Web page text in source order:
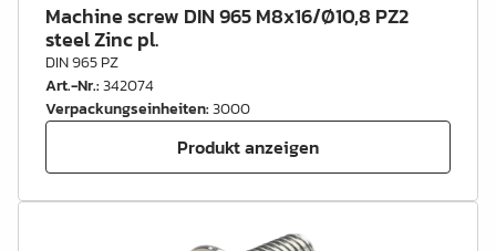
Machine screw DIN 965 M8x16/Ø10,8 PZ2
steel Zinc pl.
DIN 965 PZ
Art.-Nr.:342074
Verpackungseinheiten:3000
Produkt anzeigen